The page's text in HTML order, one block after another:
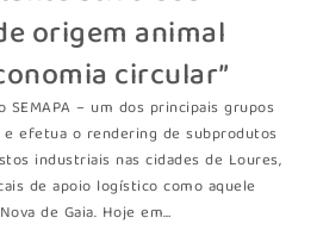
origem animal
circular”
SEMAPA – um dos principais grupos
efetua o rendering de subprodutos
industriais nas cidades de Loures,
de apoio logístico como aquele
de Gaia. Hoje em…